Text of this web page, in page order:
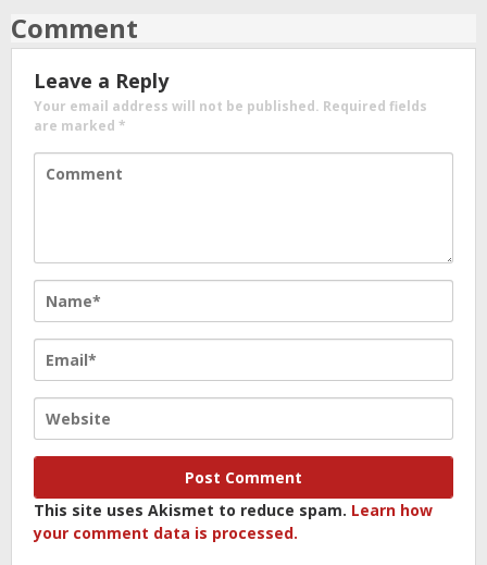
Comment
Leave a Reply
Your email address will not be published. Required fields
are marked *
This site uses Akismet to reduce spam. Learn how
your comment data is processed.